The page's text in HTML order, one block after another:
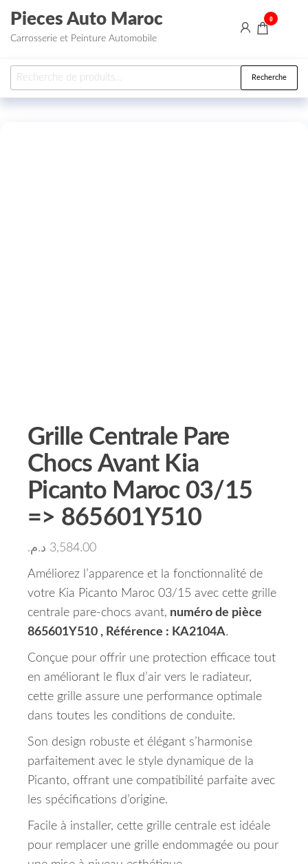
Aller au contenu
Pieces Auto Maroc
Carrosserie et Peinture Automobile
0
Recherche pour : Recherche
Grille Centrale Pare
Chocs Avant Kia
Picanto Maroc 03/15
=> 865601Y510
3,584.00 د.م.
Améliorez l’apparence et la fonctionnalité de
votre Kia Picanto Maroc 03/15 avec cette grille
centrale pare-chocs avant, numéro de pièce
865601Y510 , Référence : KA2104A.
Conçue pour offrir une protection efficace tout
en améliorant le flux d’air vers le radiateur,
cette grille assure une performance optimale
dans toutes les conditions de conduite.
Son design robuste et élégant s’harmonise
parfaitement avec le style dynamique de la
Picanto, offrant une compatibilité parfaite avec
les spécifications d’origine.
Facile à installer, cette grille centrale est idéale
pour remplacer une grille endommagée ou pour